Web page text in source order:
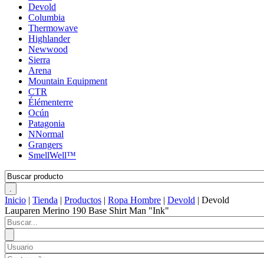
Devold
Columbia
Thermowave
Highlander
Newwood
Sierra
Arena
Mountain Equipment
CTR
Élémenterre
Ocún
Patagonia
NNormal
Grangers
SmellWell™
Inicio | Tienda | Productos | Ropa Hombre | Devold | Devold
Lauparen Merino 190 Base Shirt Man "Ink"